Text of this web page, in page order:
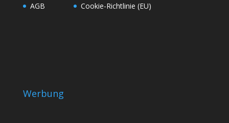
AGB
Cookie-Richtlinie (EU)
Werbung